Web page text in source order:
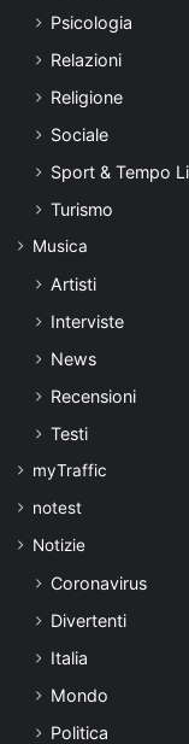
Psicologia
Relazioni
Religione
Sociale
Sport & Tempo
Turismo
Musica
Artisti
Interviste
News
Recensioni
Testi
myTraffic
notest
Notizie
Coronavirus
Divertenti
Italia
Mondo
Politica